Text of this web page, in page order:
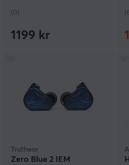
(0)
1199 kr
Truthear
Zero Blue 2 IEM